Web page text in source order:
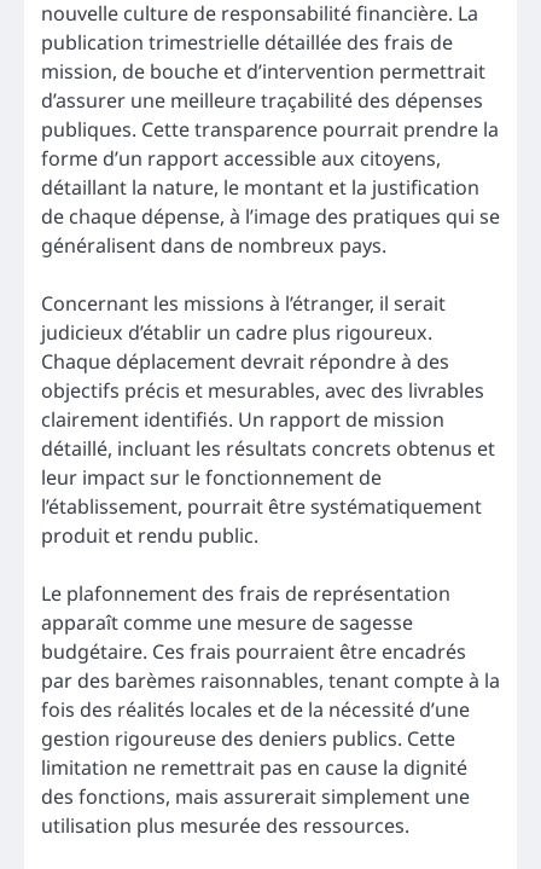
nouvelle culture de responsabilité financière. La
publication trimestrielle détaillée des frais de
mission, de bouche et d’intervention permettrait
d’assurer une meilleure traçabilité des dépenses
publiques. Cette transparence pourrait prendre la
forme d’un rapport accessible aux citoyens,
détaillant la nature, le montant et la justification
de chaque dépense, à l’image des pratiques qui se
généralisent dans de nombreux pays.
Concernant les missions à l’étranger, il serait
judicieux d’établir un cadre plus rigoureux.
Chaque déplacement devrait répondre à des
objectifs précis et mesurables, avec des livrables
clairement identifiés. Un rapport de mission
détaillé, incluant les résultats concrets obtenus et
leur impact sur le fonctionnement de
l’établissement, pourrait être systématiquement
produit et rendu public.
Le plafonnement des frais de représentation
apparaît comme une mesure de sagesse
budgétaire. Ces frais pourraient être encadrés
par des barèmes raisonnables, tenant compte à la
fois des réalités locales et de la nécessité d’une
gestion rigoureuse des deniers publics. Cette
limitation ne remettrait pas en cause la dignité
des fonctions, mais assurerait simplement une
utilisation plus mesurée des ressources.